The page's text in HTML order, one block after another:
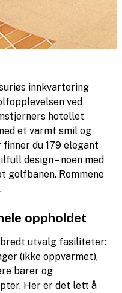
innkvartering
ved
hotellet
et varmt smil og
du 179 elegant
design – noen med
golfbanen. Rommene
oppholdet
utvalg fasiliteter:
(ikke oppvarmet),
barer og
Her er det lett å